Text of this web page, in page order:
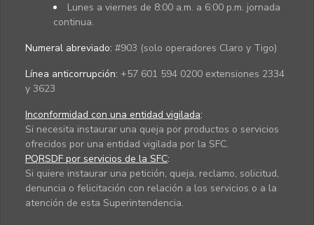
Lunes a viernes de 8:00 a.m. a 6:00 p.m. jornada
continua.
Numeral abreviado: #903 (solo operadores Claro y Tigo)
Línea anticorrupción: +57 601 594 0200 extensiones 2334
y 3623
Inconformidad con una entidad vigilada:
Si necesita instaurar una queja por productos o servicios
ofrecidos por una entidad vigilada por la SFC.
PQRSDF por servicios de la SFC:
Si quiere instaurar una petición, queja, reclamo, solicitud,
denuncia o felicitación con relación a los servicios o a la
atención de esta Superintendencia.